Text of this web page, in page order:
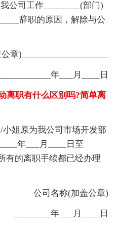
公司工作________(部门)
辞职的原因，解除与公
)___________________
年___月____日
离职有什么区别吗?简单离
姐原为我公司市场开发部
年___月____日至
有的离职手续都已经办理
公司名称(加盖公章)
________年___月____日